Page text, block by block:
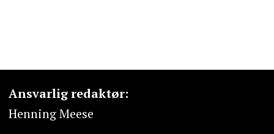
Ansvarlig redaktør:
Henning Meese